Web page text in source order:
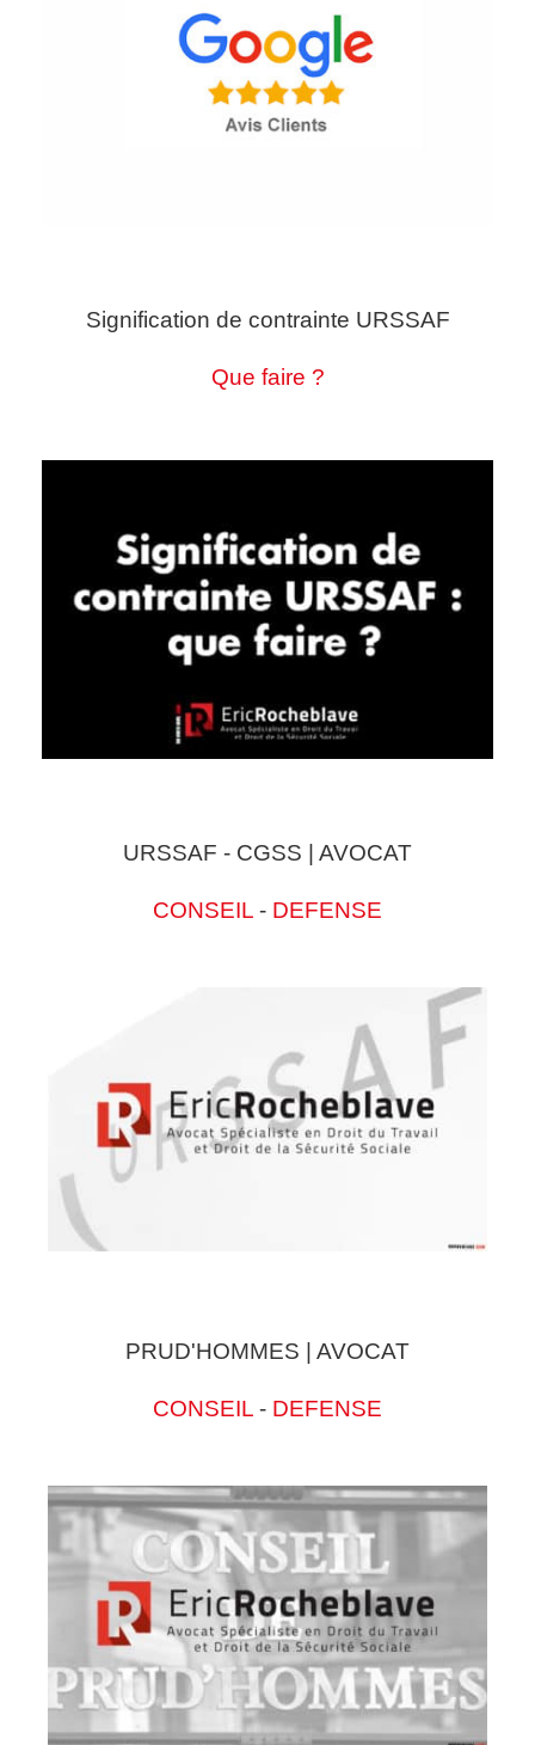
Signification de contrainte URSSAF
Que faire ?
URSSAF - CGSS | AVOCAT
CONSEIL - DEFENSE
PRUD'HOMMES | AVOCAT
CONSEIL - DEFENSE